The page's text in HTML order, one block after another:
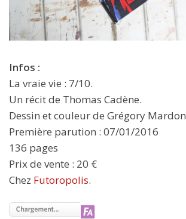
Infos :
La vraie vie : 7/10.
Un récit de Thomas Cadène.
Dessin et couleur de Grégory Mardon
Première parution : 07/01/2016
136 pages
Prix de vente : 20 €
Chez Futoropolis.